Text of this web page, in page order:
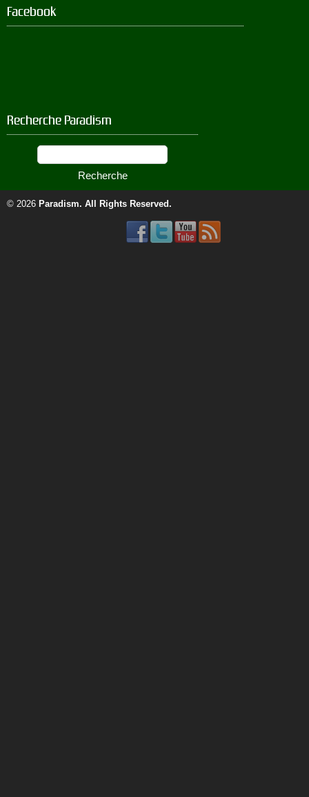
Facebook
Recherche Paradism
© 2026 Paradism. All Rights Reserved.